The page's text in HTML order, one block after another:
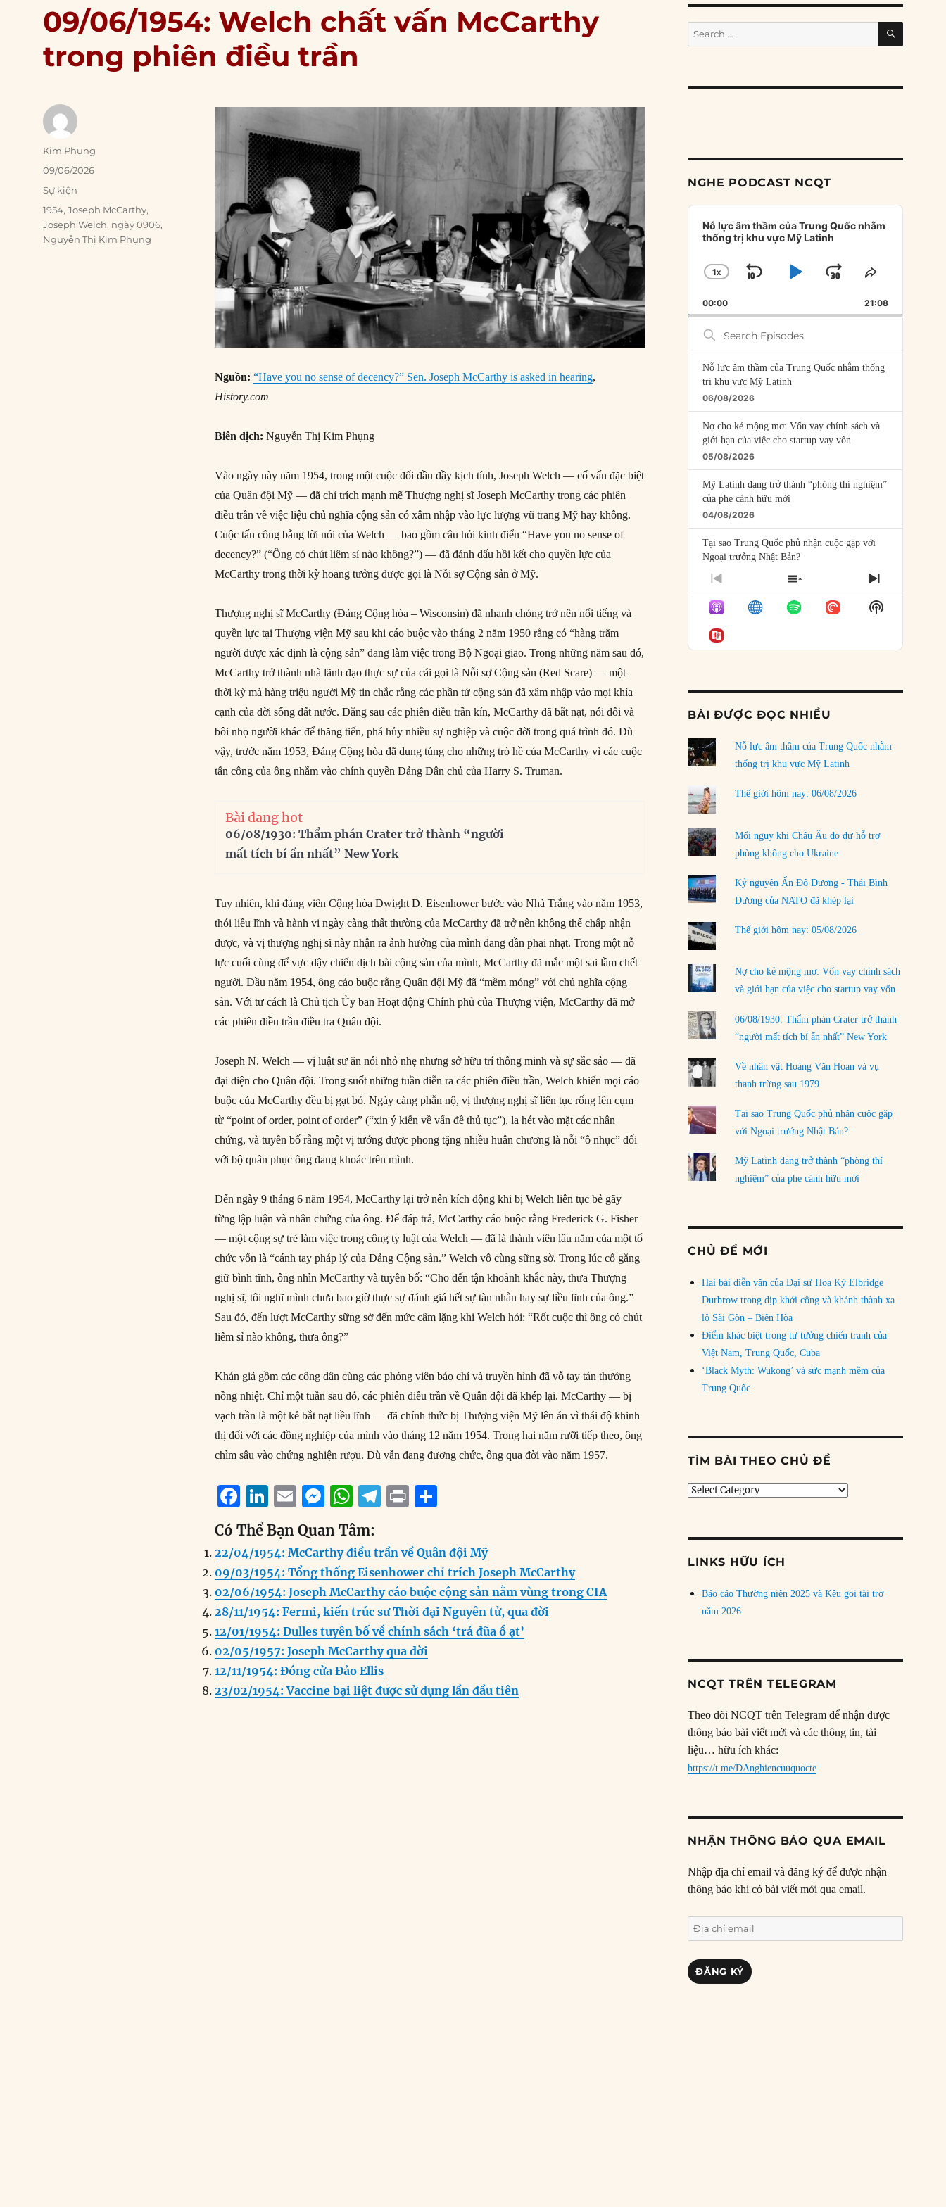
09/06/1954: Welch chất vấn McCarthy
trong phiên điều trần
Nguồn:“Have you no sense of decency?” Sen. Joseph McCarthy is asked in hearing,
History.com
Biên dịch: Nguyễn Thị Kim Phụng
Vào ngày này năm 1954, trong một cuộc đối đầu đầy kịch tính, Joseph Welch — cố vấn đặc biệt
của Quân đội Mỹ — đã chỉ trích mạnh mẽ Thượng nghị sĩ Joseph McCarthy trong các phiên
điều trần về việc liệu chủ nghĩa cộng sản có xâm nhập vào lực lượng vũ trang Mỹ hay không.
Cuộc tấn công bằng lời nói của Welch — bao gồm câu hỏi kinh điển “Have you no sense of
decency?” (“Ông có chút liêm sỉ nào không?”) — đã đánh dấu hồi kết cho quyền lực của
McCarthy trong thời kỳ hoang tưởng được gọi là Nỗi sợ Cộng sản ở Mỹ.
Thượng nghị sĩ McCarthy (Đảng Cộng hòa – Wisconsin) đã nhanh chóng trở nên nổi tiếng và
quyền lực tại Thượng viện Mỹ sau khi cáo buộc vào tháng 2 năm 1950 rằng có “hàng trăm
người được xác định là cộng sản” đang làm việc trong Bộ Ngoại giao. Trong những năm sau đó,
McCarthy trở thành nhà lãnh đạo thực sự của cái gọi là Nỗi sợ Cộng sản (Red Scare) — một
thời kỳ mà hàng triệu người Mỹ tin chắc rằng các phần tử cộng sản đã xâm nhập vào mọi khía
cạnh của đời sống đất nước. Đằng sau các phiên điều trần kín, McCarthy đã bắt nạt, nói dối và
bôi nhọ người khác để thăng tiến, phá hủy nhiều sự nghiệp và cuộc đời trong quá trình đó. Dù
vậy, trước năm 1953, Đảng Cộng hòa đã dung túng cho những trò hề của McCarthy vì các cuộc
tấn công của ông nhắm vào chính quyền Đảng Dân chủ của Harry S. Truman.
Bài đang hot
06/08/1930: Thẩm phán Crater trở thành “người
mất tích bí ẩn nhất” New York
Tuy nhiên, khi đảng viên Cộng hòa Dwight D. Eisenhower bước vào Nhà Trắng vào năm 1953,
thói liều lĩnh và hành vi ngày càng thất thường của McCarthy đã trở nên không thể chấp nhận
được, và vị thượng nghị sĩ này nhận ra ảnh hưởng của mình đang dần phai nhạt. Trong một nỗ
lực cuối cùng để vực dậy chiến dịch bài cộng sản của mình, McCarthy đã mắc một sai lầm chết
người. Đầu năm 1954, ông cáo buộc rằng Quân đội Mỹ đã “mềm mỏng” với chủ nghĩa cộng
sản. Với tư cách là Chủ tịch Ủy ban Hoạt động Chính phủ của Thượng viện, McCarthy đã mở
các phiên điều trần điều tra Quân đội.
Joseph N. Welch — vị luật sư ăn nói nhỏ nhẹ nhưng sở hữu trí thông minh và sự sắc sảo — đã
đại diện cho Quân đội. Trong suốt những tuần diễn ra các phiên điều trần, Welch khiến mọi cáo
buộc của McCarthy đều bị gạt bỏ. Ngày càng phẫn nộ, vị thượng nghị sĩ liên tục rống lên cụm
từ “point of order, point of order” (“xin ý kiến về vấn đề thủ tục”), la hét vào mặt các nhân
chứng, và tuyên bố rằng một vị tướng được phong tặng nhiều huân chương là nỗi “ô nhục” đối
với bộ quân phục ông đang khoác trên mình.
Đến ngày 9 tháng 6 năm 1954, McCarthy lại trở nên kích động khi bị Welch liên tục bẻ gãy
từng lập luận và nhân chứng của ông. Để đáp trả, McCarthy cáo buộc rằng Frederick G. Fisher
— một cộng sự trẻ làm việc trong công ty luật của Welch — đã là thành viên lâu năm của một tổ
chức vốn là “cánh tay pháp lý của Đảng Cộng sản.” Welch vô cùng sững sờ. Trong lúc cố gắng
giữ bình tĩnh, ông nhìn McCarthy và tuyên bố: “Cho đến tận khoảnh khắc này, thưa Thượng
nghị sĩ, tôi nghĩ mình chưa bao giờ thực sự đánh giá hết sự tàn nhẫn hay sự liều lĩnh của ông.”
Sau đó, đến lượt McCarthy sững sờ đến mức câm lặng khi Welch hỏi: “Rốt cuộc thì ông có chút
liêm sỉ nào không, thưa ông?”
Khán giả gồm các công dân cùng các phóng viên báo chí và truyền hình đã vỗ tay tán thưởng
nồng nhiệt. Chỉ một tuần sau đó, các phiên điều trần về Quân đội đã khép lại. McCarthy — bị
vạch trần là một kẻ bắt nạt liều lĩnh — đã chính thức bị Thượng viện Mỹ lên án vì thái độ khinh
thị đối với các đồng nghiệp của mình vào tháng 12 năm 1954. Trong hai năm rưỡi tiếp theo, ông
chìm sâu vào chứng nghiện rượu. Dù vẫn đang đương chức, ông qua đời vào năm 1957.
F
a
c
e
b
o
o
k
Li
n
k
e
d
I
n
E
m
ai
l
M
ss
e
n
g
er
W
h
at
s
A
p
p
T
e
g
r
a
m
P
n
t
a
re
Có Thể Bạn Quan Tâm:
22/04/1954: McCarthy điều trần về Quân đội Mỹ
09/03/1954: Tổng thống Eisenhower chỉ trích Joseph McCarthy
02/06/1954: Joseph McCarthy cáo buộc cộng sản nằm vùng trong CIA
28/11/1954: Fermi, kiến trúc sư Thời đại Nguyên tử, qua đời
12/01/1954: Dulles tuyên bố về chính sách ‘trả đũa ồ ạt’
02/05/1957: Joseph McCarthy qua đời
12/11/1954: Đóng cửa Đảo Ellis
23/02/1954: Vaccine bại liệt được sử dụng lần đầu tiên
Author
Kim Phụng
Posted
09/06/2026
Categories
Sự kiện
Tags
1954,Joseph McCarthy,
Joseph Welch, ngày 0906,
Nguyễn Thị Kim Phụng
Search
for:
SEARCH
NGHE PODCAST NCQT
Audio
Player
Nỗ lực âm thầm của Trung Quốc nhằm
thống trị khu vực Mỹ Latinh
CHANGE
RATE
1X
SKIP
BACKWARD
PLAYJUMP
FORWARD
SHARE
EPISODE
00:00 21:08
Search
Episodes
Nỗ lực âm thầm của Trung Quốc nhằm thống
trị khu vực Mỹ Latinh
06/08/2026
Nợ cho kẻ mộng mơ: Vốn vay chính sách và
giới hạn của việc cho startup vay vốn
05/08/2026
Mỹ Latinh đang trở thành “phòng thí nghiệm”
của phe cánh hữu mới
04/08/2026
Tại sao Trung Quốc phủ nhận cuộc gặp với
Ngoại trưởng Nhật Bản?
04/08/2026
Điểm mù chiến lược của Trump tại Thái Bình
Dương
03/08/2026
rủi ro
01/08/2026
31/07/2026
phải chịu đựng?
30/07/2026
Tập tìm cách chôn vùi bê bối chấn động vòng
tròn thân cận của mình
PREVIOUS
EPISODE
SHOW
EPISODES
LIST
NEXT
EPISODE
Show
Podcast
BÀI ĐƯỢC ĐỌC NHIỀU
Nỗ lực âm thầm của Trung Quốc nhằm
thống trị khu vực Mỹ Latinh
Thế giới hôm nay: 06/08/2026
Mối nguy khi Châu Âu do dự hỗ trợ
phòng không cho Ukraine
Kỷ nguyên Ấn Độ Dương - Thái Bình
Dương của NATO đã khép lại
Thế giới hôm nay: 05/08/2026
Nợ cho kẻ mộng mơ: Vốn vay chính sách
và giới hạn của việc cho startup vay vốn
06/08/1930: Thẩm phán Crater trở thành
“người mất tích bí ẩn nhất” New York
Về nhân vật Hoàng Văn Hoan và vụ
thanh trừng sau 1979
Tại sao Trung Quốc phủ nhận cuộc gặp
với Ngoại trưởng Nhật Bản?
Mỹ Latinh đang trở thành “phòng thí
nghiệm” của phe cánh hữu mới
CHỦ ĐỀ MỚI
Hai bài diễn văn của Đại sứ Hoa Kỳ Elbridge
Durbrow trong dịp khởi công và khánh thành xa
lộ Sài Gòn – Biên Hòa
Điểm khác biệt trong tư tưởng chiến tranh của
Việt Nam, Trung Quốc, Cuba
‘Black Myth: Wukong’ và sức mạnh mềm của
Trung Quốc
TÌM BÀI THEO CHỦ ĐỀ
Tìm
LINKS HỮU ÍCH
Báo cáo Thường niên 2025 và Kêu gọi tài trợ
năm 2026
NCQT TRÊN TELEGRAM
Theo dõi NCQT trên Telegram để nhận được
thông báo bài viết mới và các thông tin, tài
liệu… hữu ích khác:
https://t.me/DAnghiencuuquocte
NHẬN THÔNG BÁO QUA EMAIL
Nhập địa chỉ email và đăng ký để được nhận
thông báo khi có bài viết mới qua email.
Địa
chỉ
email
ĐĂNG KÝ